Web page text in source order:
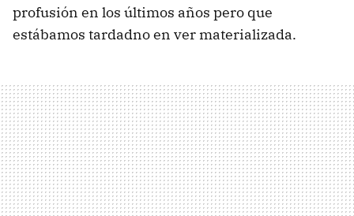
profusión en los últimos años pero que
estábamos tardadno en ver materializada.